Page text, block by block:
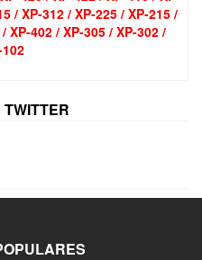
/ XP-312 / XP-225 / XP-215 /
XP-402 / XP-305 / XP-302 /